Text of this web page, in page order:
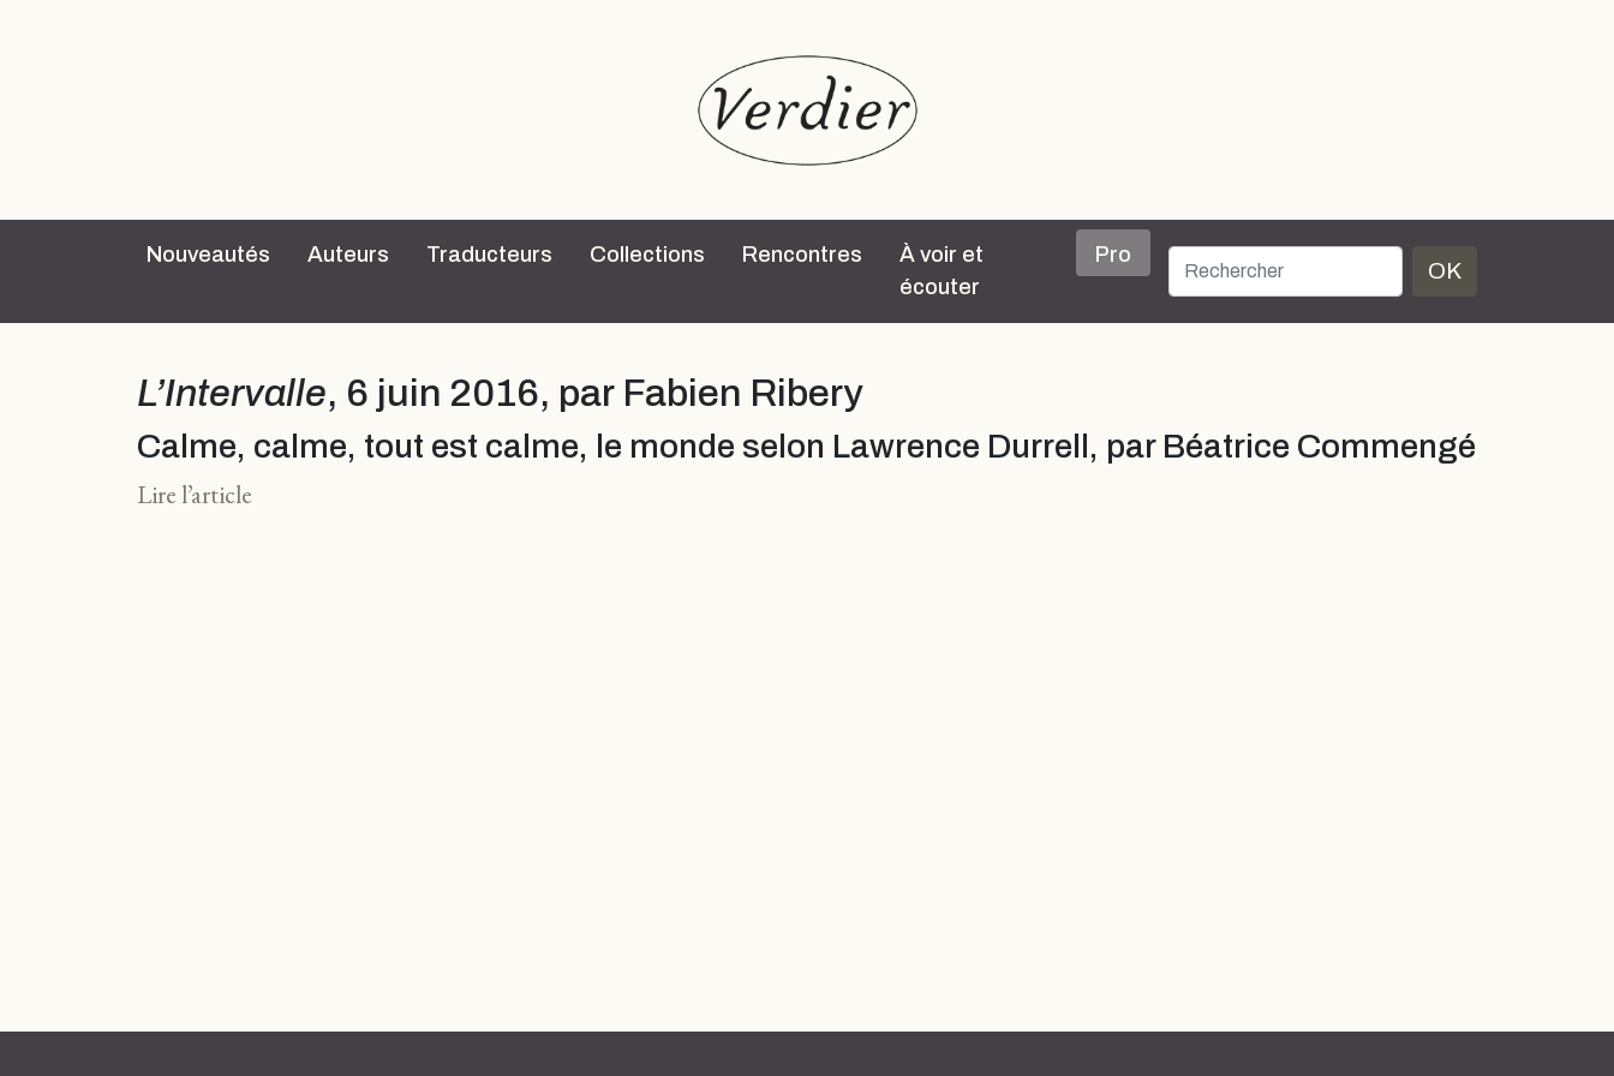
Nouveautés Auteurs Traducteurs Collections Rencontres
À voir et
écouter
Pro
OK
L’Intervalle, 6 juin 2016, par Fabien Ribery
Calme, calme, tout est calme, le monde selon Lawrence Durrell, par Béatrice Commengé
Lire l’article